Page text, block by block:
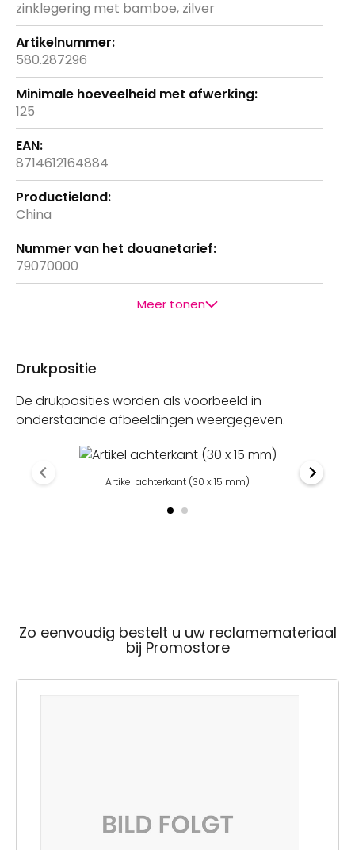
zinklegering met bamboe, zilver
580.287296
125
8714612164884
China
79070000
Meer tonen
Drukpositie
De drukposities worden als voorbeeld in
onderstaande afbeeldingen weergegeven.
Artikel achterkant (30 x 15 mm)
Zo eenvoudig bestelt u uw reclamemateriaal
bij Promostore